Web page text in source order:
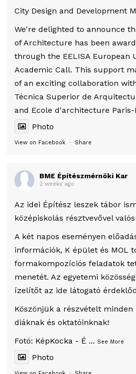
City Design and Development
We're delighted to announce
of Architecture has been
through the EELISA European
Academic Call. This support
of an exciting collaboration
Técnica Superior de
and Ecole d'architecture Paris-
Photo
View on Facebook · Share
BME Építészmérnöki Kar
2 weeks ago
Az idei Építész leszek tábor
középiskolás résztvevővel
A két napos eseményen
információk, K épület és MOL
formakompozíciós feladatok
menetét. Az egyetemi
ízelítőt az ide látogató
Köszönjük a részvételt minden
diáknak és oktatóinknak!
Fotó: KépKocka - É ... See More
Photo